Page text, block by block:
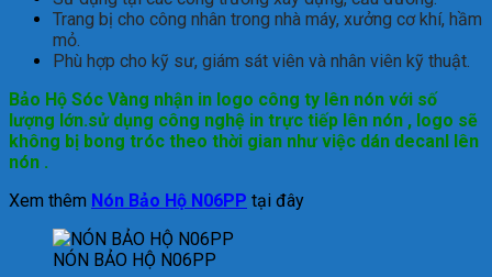
Trang bị cho công nhân trong nhà máy, xưởng cơ khí, hầm
mỏ.
Phù hợp cho kỹ sư, giám sát viên và nhân viên kỹ thuật.
Bảo Hộ Sóc Vàng nhận in logo công ty lên nón với số
lượng lớn.sử dụng công nghệ in trực tiếp lên nón , logo sẽ
không bị bong tróc theo thời gian như việc dán decanl lên
nón .
Xem thêm Nón Bảo Hộ N06PP tại đây
NÓN BẢO HỘ N06PP